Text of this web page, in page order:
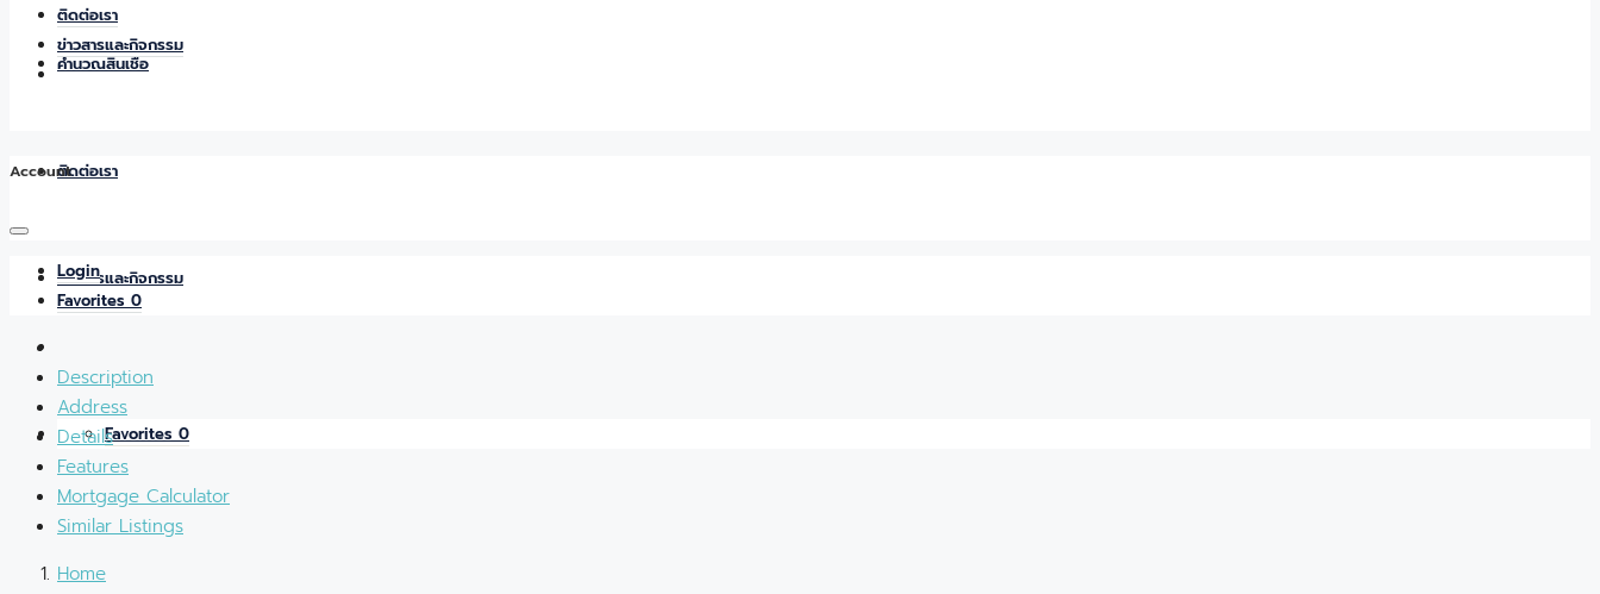
คำนวณสินเชื่อ
ติดต่อเรา
ข่าวสารและกิจกรรม
Favorites 0
ติดต่อเรา
ข่าวสารและกิจกรรม
Account
Login
Favorites 0
Description
Address
Details
Features
Mortgage Calculator
Similar Listings
Home